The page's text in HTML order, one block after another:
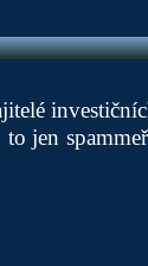
jen